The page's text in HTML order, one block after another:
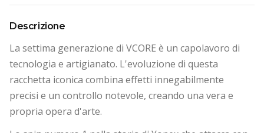
Descrizione
La settima generazione di VCORE è un capolavoro di
tecnologia e artigianato. L'evoluzione di questa
racchetta iconica combina effetti innegabilmente
precisi e un controllo notevole, creando una vera e
propria opera d'arte.